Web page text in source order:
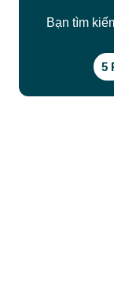
Bạn tìm
5